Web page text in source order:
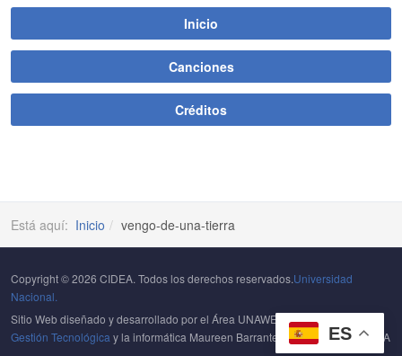
ES
Inicio
Canciones
Créditos
Está aquí: Inicio vengo-de-una-tierra
Copyright © 2026 CIDEA. Todos los derechos reservados.Universidad
Nacional.
Sitio Web diseñado y desarrollado por el Área UNAWEB delCentro de
Gestión Tecnológica y la informática Maureen Barrantes Portuguez del CIDEA